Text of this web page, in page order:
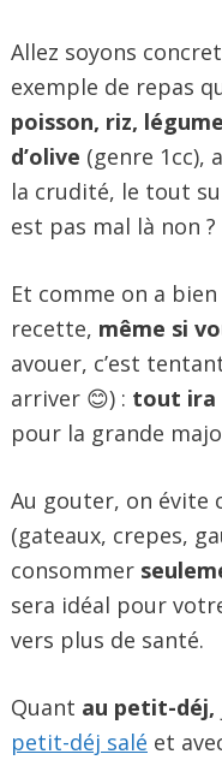
Allez soyons
exemple de repas
poisson, riz,
d’olive (genre 1cc),
la crudité, le tout
est pas mal là non ?
Et comme on a
recette, même si
avouer, c’est
arriver 😊) : tout ira
pour la grande
Au gouter, on évite
(gateaux, crepes,
consommer
sera idéal pour
vers plus de santé.
Quant au petit-déj,
petit-déj salé et